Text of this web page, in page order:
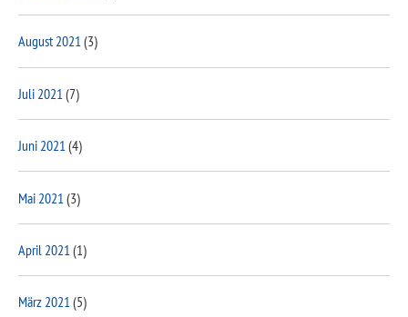
August 2021(3)
Juli 2021 (7)
Juni 2021(4)
Mai 2021 (3)
April 2021 (1)
März 2021(5)